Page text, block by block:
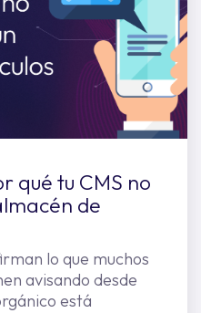
qué tu CMS no
de
lo que muchos
avisando desde
está